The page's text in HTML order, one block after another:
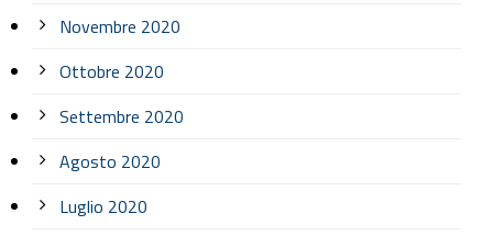
Novembre 2020
Ottobre 2020
Settembre 2020
Agosto 2020
Luglio 2020